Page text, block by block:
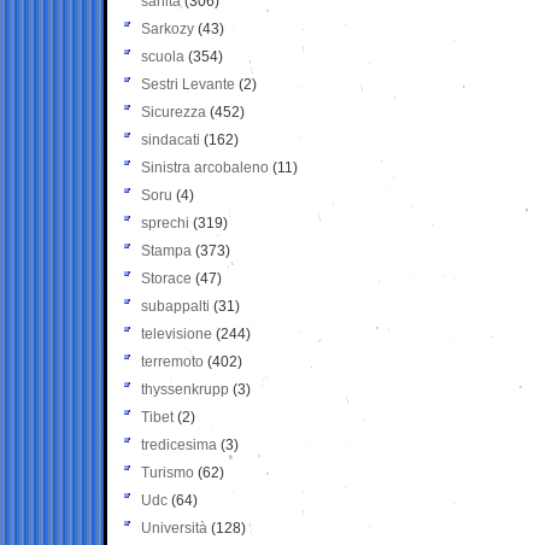
Sarkozy (43)
scuola (354)
Sestri Levante (2)
Sicurezza (452)
sindacati (162)
Sinistra arcobaleno (11)
Soru (4)
sprechi (319)
Stampa (373)
Storace (47)
subappalti (31)
televisione(244)
terremoto (402)
thyssenkrupp (3)
Tibet(2)
tredicesima (3)
Turismo (62)
Udc (64)
Università (128)